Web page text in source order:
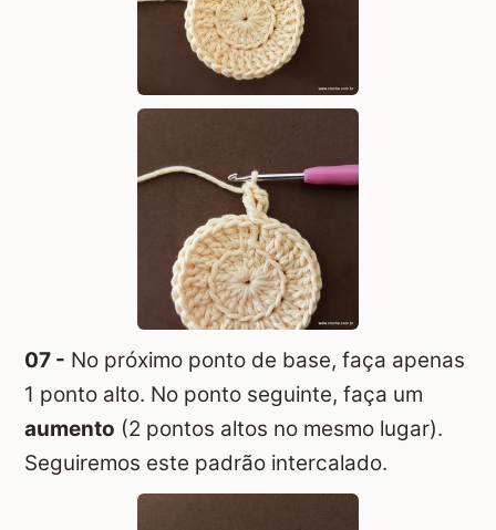
07 - No próximo ponto de base, faça apenas
1 ponto alto. No ponto seguinte, faça um
aumento (2 pontos altos no mesmo lugar).
Seguiremos este padrão intercalado.